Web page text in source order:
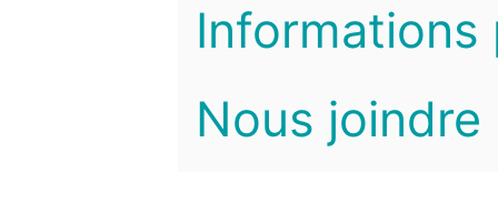
Informations
Nous joindre